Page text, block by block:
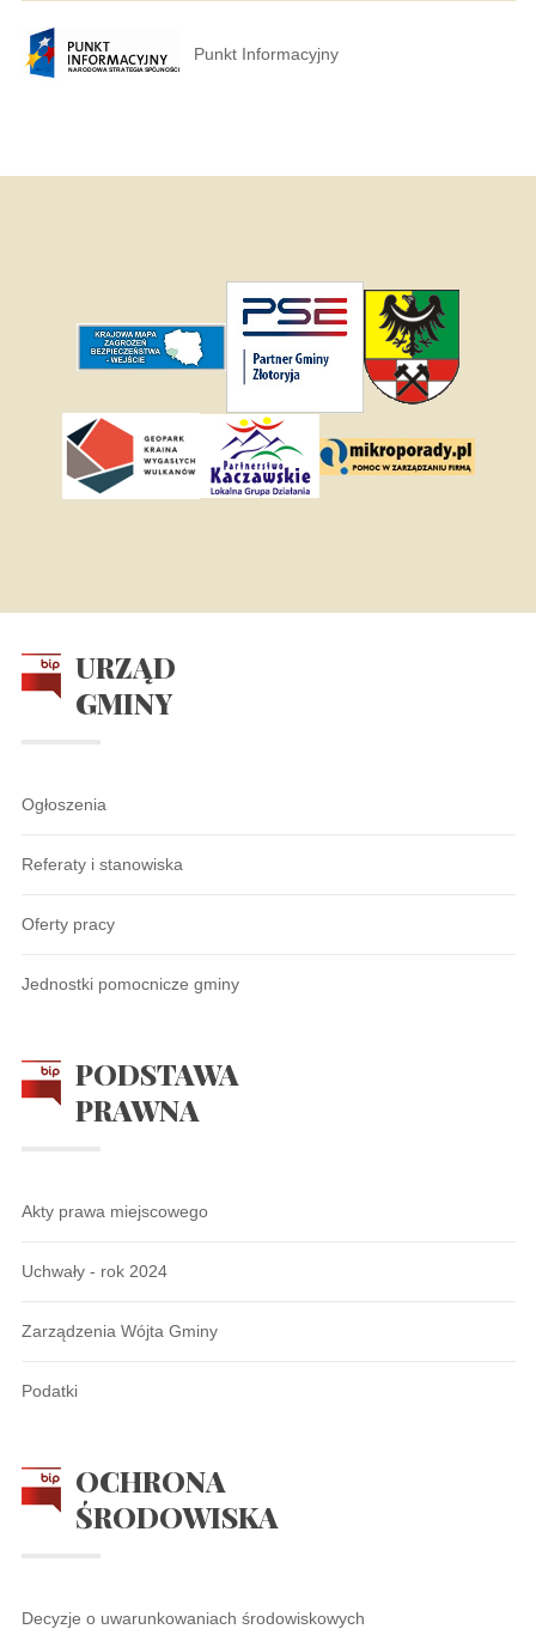
Punkt Informacyjny
URZĄD
GMINY
Ogłoszenia
Referaty i stanowiska
Oferty pracy
Jednostki pomocnicze gminy
PODSTAWA
PRAWNA
Akty prawa miejscowego
Uchwały - rok 2024
Zarządzenia Wójta Gminy
Podatki
OCHRONA
ŚRODOWISKA
Decyzje o uwarunkowaniach środowiskowych